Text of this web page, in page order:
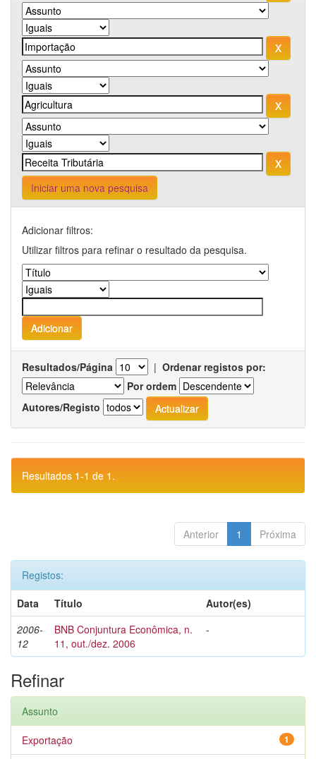
Iniciar uma nova pesquisa
Adicionar filtros:
Utilizar filtros para refinar o resultado da pesquisa.
Resultados/Página | Ordenar registos por:
Por ordem
Autores/Registo
Resultados 1-1 de 1.
Anterior 1 Próxima
Registos:
Data
Título
Autor(es)
2006-
12
BNB Conjuntura Econômica, n.
11, out./dez. 2006
-
Refinar
Assunto
1
Exportação